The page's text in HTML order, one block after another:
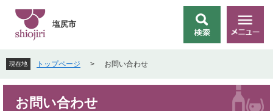
先
頭
で
を
飛
ば
索
メ
ニ
塩尻市
現在地 トップページ > お問い合わせ
お問い合わせ